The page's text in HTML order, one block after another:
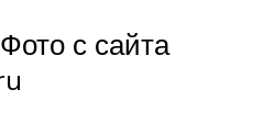
с сайта